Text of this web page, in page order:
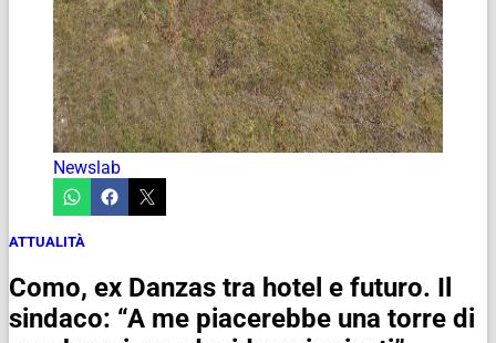
Newslab
ATTUALITÀ
Como, ex Danzas tra hotel e futuro. Il
sindaco: “A me piacerebbe una torre di